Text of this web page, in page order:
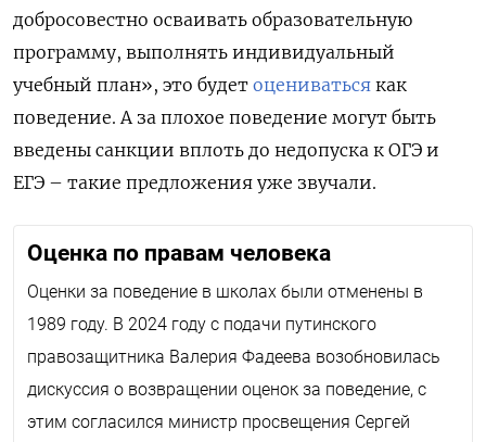
добросовестно осваивать образовательную
программу, выполнять индивидуальный
учебный план», это будет оцениваться как
поведение. А за плохое поведение могут быть
введены санкции вплоть до недопуска к ОГЭ и
ЕГЭ – такие предложения уже звучали.
Оценка по правам человека
Оценки за поведение в школах были отменены в
1989 году. В 2024 году с подачи путинского
правозащитника Валерия Фадеева возобновилась
дискуссия о возвращении оценок за поведение, с
этим согласился министр просвещения Сергей